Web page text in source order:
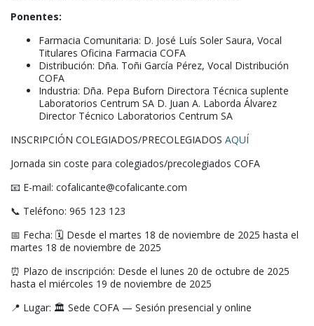
Ponentes:
Farmacia Comunitaria: D. José Luís Soler Saura, Vocal
Titulares Oficina Farmacia COFA
Distribución: Dña. Toñi García Pérez, Vocal Distribución
COFA
Industria: Dña. Pepa Buforn Directora Técnica suplente
Laboratorios Centrum SA D. Juan A. Laborda Álvarez
Director Técnico Laboratorios Centrum SA
INSCRIPCIÓN COLEGIADOS/PRECOLEGIADOS AQUÍ
Jornada sin coste para colegiados/precolegiados COFA
📧 E-mail: cofalicante@cofalicante.com
📞 Teléfono: 965 123 123
📅 Fecha: 🗓️ Desde el martes 18 de noviembre de 2025 hasta el
martes 18 de noviembre de 2025
⏰ Plazo de inscripción: Desde el lunes 20 de octubre de 2025
hasta el miércoles 19 de noviembre de 2025
📍 Lugar: 🏛️ Sede COFA — Sesión presencial y online